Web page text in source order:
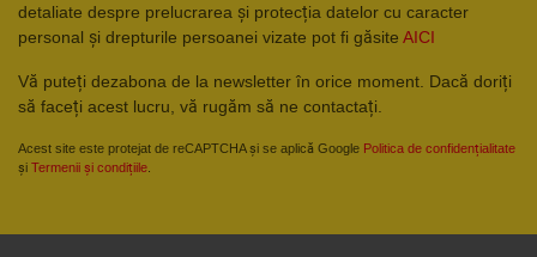
detaliate despre prelucrarea și protecția datelor cu caracter
personal și drepturile persoanei vizate pot fi găsite AICI
Vă puteți dezabona de la newsletter în orice moment. Dacă doriți
să faceți acest lucru, vă rugăm să ne contactați.
Acest site este protejat de reCAPTCHA și se aplică Google Politica de confidențialitate
și Termenii și condițiile